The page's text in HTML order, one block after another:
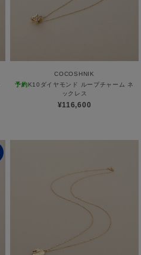
COCOSHNIK
予約 K10ダイヤモンド ループチャーム ネ
ックレス
¥116,600